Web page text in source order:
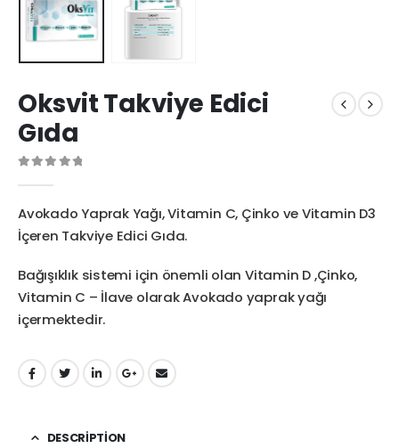
Oksvit Takviye Edici
Gıda
Avokado Yaprak Yağı, Vitamin C, Çinko ve Vitamin D3
İçeren Takviye Edici Gıda.
Bağışıklık sistemi için önemli olan Vitamin D ,Çinko,
Vitamin C – İlave olarak Avokado yaprak yağı
içermektedir.
DESCRIPTION